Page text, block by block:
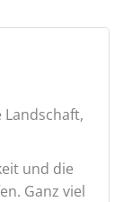
und die
Ganz viel